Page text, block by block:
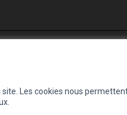
Les cookies nous